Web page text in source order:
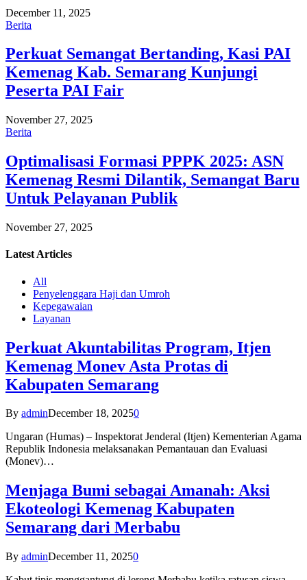
December 11, 2025
Berita
Perkuat Semangat Bertanding, Kasi PAI
Kemenag Kab. Semarang Kunjungi
Peserta PAI Fair
November 27, 2025
Berita
Optimalisasi Formasi PPPK 2025: ASN
Kemenag Resmi Dilantik, Semangat Baru
Untuk Pelayanan Publik
November 27, 2025
Latest Articles
All
Penyelenggara Haji dan Umroh
Kepegawaian
Layanan
Perkuat Akuntabilitas Program, Itjen
Kemenag Monev Asta Protas di
Kabupaten Semarang
By adminDecember 18, 20250
Ungaran (Humas) – Inspektorat Jenderal (Itjen) Kementerian Agama
Republik Indonesia melaksanakan Pemantauan dan Evaluasi
(Monev)…
Menjaga Bumi sebagai Amanah: Aksi
Ekoteologi Kemenag Kabupaten
Semarang dari Merbabu
By adminDecember 11, 20250